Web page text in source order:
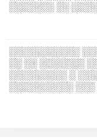
░░░░░░░ ░░
░░░░░░░░░░░
░░ ░░ ░░░░░░░
░░░░░░░░░ ░
░░░░░░░░░░